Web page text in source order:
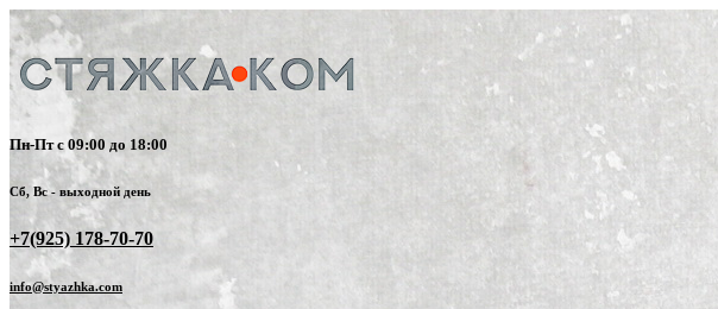
Пн-Пт с 09:00 до 18:00
Сб, Вс - выходной день
+7(925) 178-70-70
info@styazhka.com